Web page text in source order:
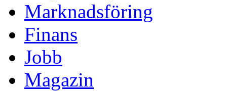
Marknadsföring
Finans
Jobb
Magazin